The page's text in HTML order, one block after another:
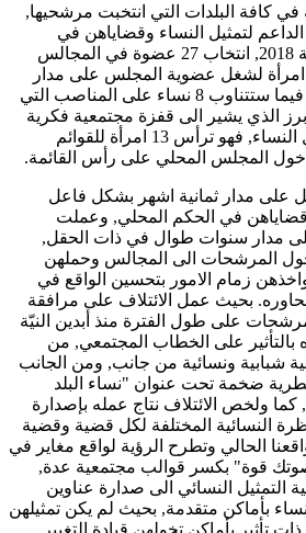
كافة البلدات التي انتخبت مرشحيها,
لتمثيل النساء وقضاياهن في
انتخابات السلطات المحلية 2018, انتخاب 27 عضوة في المجالس
المحلية, بحيث انتُخبت 19 امرأة لشغل عضوية المجلس على مدار
السنوات القريبة الخمس, فيما ستتناوب 8 نساء على المناصب التي
الذي يشير الى قفزة مجتمعية فكرية
بكل ما يتعلق بقضية تمثيل النساء, فهو ترأس 13 امرأة للقوائم
على مدار ثمانية اشهر بشكل فاعل
قضاياهن في الحكم المحلي, وعملت
مدار سنوات طوال في ذات الحقل,
المرشحات الى المجالس وحملهن
زمام الامور بتحسين الواقع في
محاوره. بحيث عمل الائتلاف على مرافقة
على طول الفترة منذ أبدين النيّة
على الخطاب المجتمعي, من
شبابية ونسائية من جانب, ومن الجانب
ضخمة تحت عنوان "نساء البلد
كما ولخص الائتلاف نتاج عمله بإصدارة
النسائية المختلفة لكل قضية وقضية
الحالي وتطرح الرؤية لواقع مغاير في
قوة" بكسر قوالب مجتمعية عدة,
التمثيل النسائي الى صدارة عناوين
وترشيح النساء بأماكن متقدمة, بحيث لم يكن تمثيلهن
تأثير بأماكن تخولهن قيادة التغيير